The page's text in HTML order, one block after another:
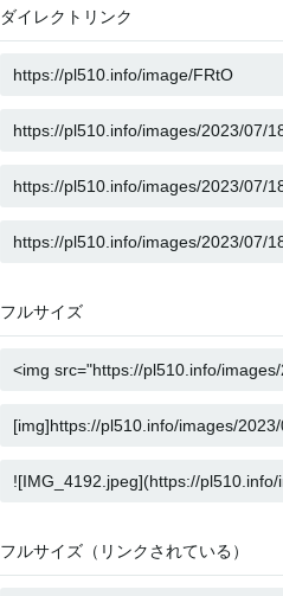
ダイレクトリンク
フルサイズ
フルサイズ（リンクされている）